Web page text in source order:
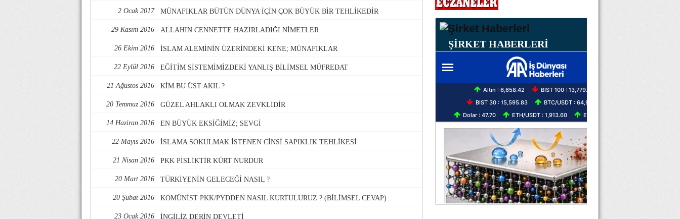
2 Ocak 2017 MÜNAFIKLAR BÜTÜN DÜNYA İÇİN ÇOK BÜYÜK BİR TEHLİKEDİR
29 Kasım 2016 ALLAHIN CENNETTE HAZIRLADIĞI NİMETLER
26 Ekim 2016 İSLAM ALEMİNİN ÜZERİNDEKİ KENE; MÜNAFIKLAR
22 Eylül 2016 EĞİTİM SİSTEMİMİZDEKİ YANLIŞ BİLİMSEL MÜFREDAT
21 Ağustos 2016 KİM BU ÜST AKIL ?
20 Temmuz 2016 GÜZEL AHLAKLI OLMAK ZEVKLİDİR
14 Haziran 2016 EN BÜYÜK EKSİĞİMİZ; SEVGİ
22 Mayıs 2016 İSLAMA SOKULMAK İSTENEN CİNSİ SAPIKLIK TEHLİKESİ
21 Nisan 2016 PKK PİSLİKTİR KÜRT NURDUR
20 Mart 2016 TÜRKİYENİN GELECEĞİ NASIL ?
20 Şubat 2016 KOMÜNİST PKK/PYDDEN NASIL KURTULURUZ ? (BİLİMSEL CEVAP)
23 Ocak 2016 İNGİLİZ DERİN DEVLETİ
ŞİRKET HABERLERİ